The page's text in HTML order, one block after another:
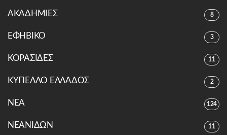
ΑΚΑΔΗΜΙΕΣ 8
ΕΦΗΒΙΚΟ 3
ΚΟΡΑΣΙΔΕΣ 11
ΚΥΠΕΛΛΟ ΕΛΛΑΔΟΣ 2
ΝΕΑ 124
ΝΕΑΝΙΔΩΝ 11